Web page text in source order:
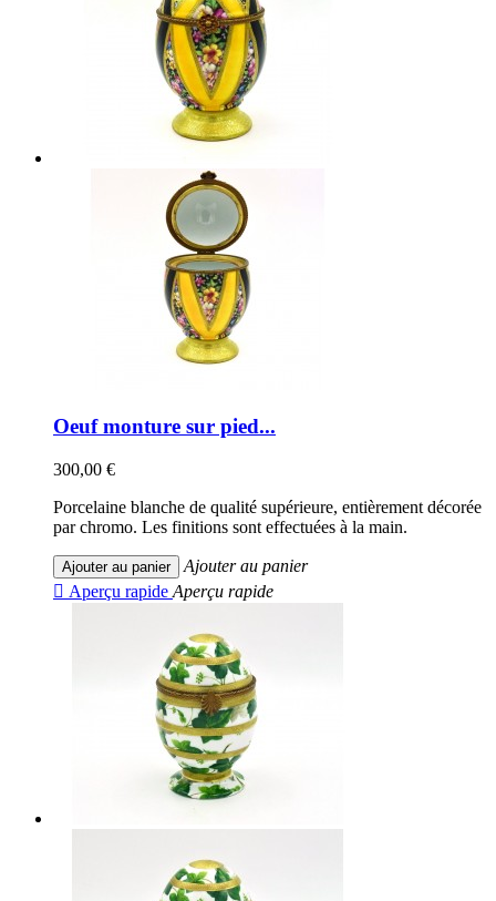
Oeuf monture sur pied...
300,00 €
Porcelaine blanche de qualité supérieure, entièrement décorée
par chromo. Les finitions sont effectuées à la main.
Ajouter au panier
Ajouter au panier
 Aperçu rapide Aperçu rapide